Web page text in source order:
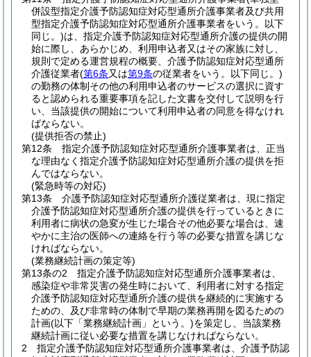
併設型指定介護予防認知症対応型通所介護事業者及び共用
型指定介護予防認知症対応型通所介護事業者をいう。以下
同じ。)は、指定介護予防認知症対応型通所介護の提供の開
始に際し、あらかじめ、利用申込者又はその家族に対し、
規則で定める運営規程の概要、介護予防認知症対応型通所
介護従業者(第6条又は第9条の従業者をいう。以下同じ。)
の勤務の体制その他の利用申込者のサービスの選択に資す
ると認められる重要事項を記した文書を交付して説明を行
い、当該提供の開始について利用申込者の同意を得なけれ
ばならない。
(提供拒否の禁止)
第12条
指定介護予防認知症対応型通所介護事業者は、正当
な理由なく指定介護予防認知症対応型通所介護の提供を拒
んではならない。
(緊急時等の対応)
第13条
介護予防認知症対応型通所介護従業者は、現に指定
介護予防認知症対応型通所介護の提供を行っているときに
利用者に病状の急変が生じた場合その他必要な場合は、速
やかに主治の医師への連絡を行う等の必要な措置を講じな
ければならない。
(業務継続計画の策定等)
第13条の2
指定介護予防認知症対応型通所介護事業者は、
感染症や非常災害の発生時において、利用者に対する指定
介護予防認知症対応型通所介護の提供を継続的に実施する
ための、及び非常時の体制で早期の業務再開を図るための
計画(以下「業務継続計画」という。)を策定し、当該業務
継続計画に従い必要な措置を講じなければならない。
2
指定介護予防認知症対応型通所介護事業者は、介護予防認